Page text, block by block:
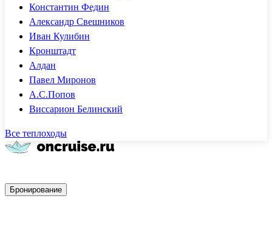
Константин Федин
Александр Свешников
Иван Кулибин
Кронштадт
Алдан
Павел Миронов
А.С.Попов
Виссарион Белинский
Все теплоходы
Бронирование